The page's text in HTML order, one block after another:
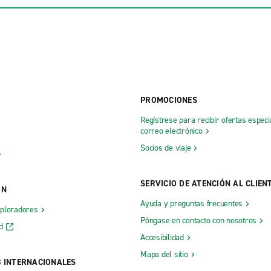
INTERNACIONALES
PROMOCIONES
Regístrese para recibir ofertas
correo electrónico
Socios de viaje
SERVICIO DE ATENCIÓN AL
Ayuda y preguntas frecuentes
Póngase en contacto con nosotros
Accesibilidad
Mapa del sitio